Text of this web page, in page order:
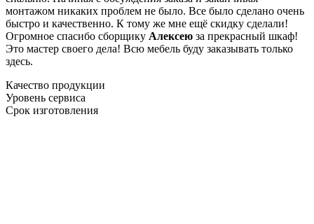
монтажом никаких проблем не было. Все было сделано очень
быстро и качественно. К тому же мне ещё скидку сделали!
Огромное спасибо сборщику Алексею за прекрасный шкаф!
Это мастер своего дела! Всю мебель буду заказывать только
здесь.
Качество продукции
Уровень сервиса
Срок изготовления